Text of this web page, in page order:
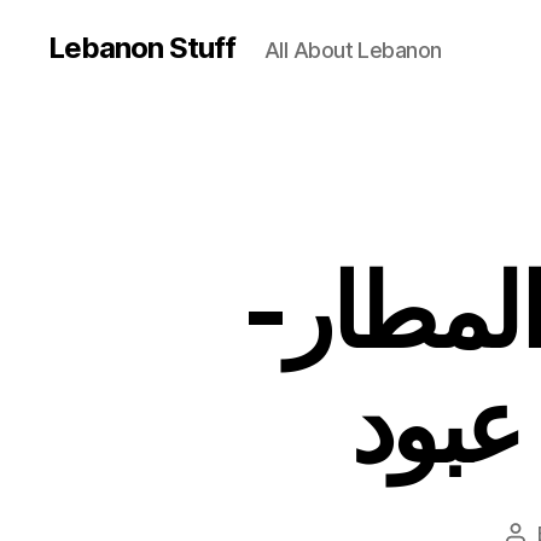
Lebanon Stuff All About Lebanon